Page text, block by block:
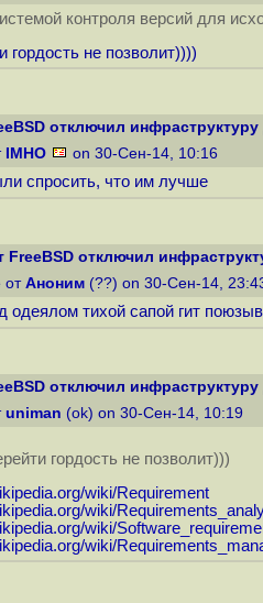
контроля версий для
гордость не позволит))))
отключил
IMHO on 30-Сен-14, 10:16
спросить, что им лучше
FreeBSD отключил
от Аноним (??) on 30-Сен-14,
одеялом тихой сапой гит
отключил
uniman (ok) on 30-Сен-14, 10:19
гордость не позволит)))
wiki/Requirement
wiki/
wiki/
wiki/